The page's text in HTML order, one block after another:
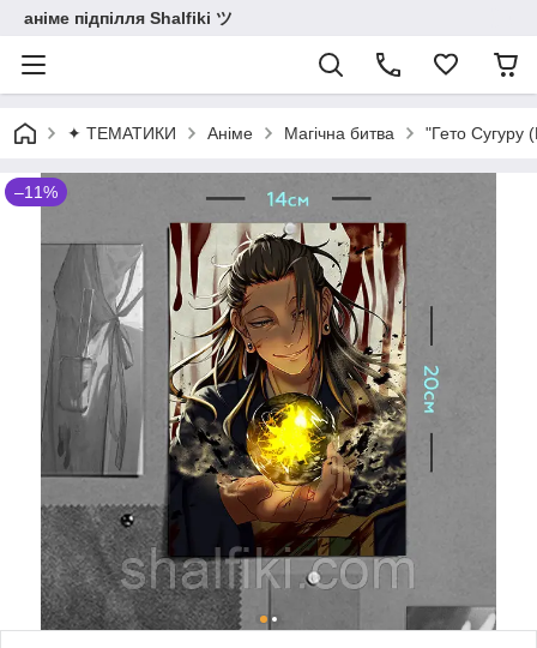
аніме підпілля Shalfiki ツ
✦ ТЕМАТИКИ Аніме Магічна битва "Гето Сугуру
–11%